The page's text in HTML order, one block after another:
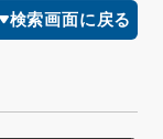
検索画面に戻る